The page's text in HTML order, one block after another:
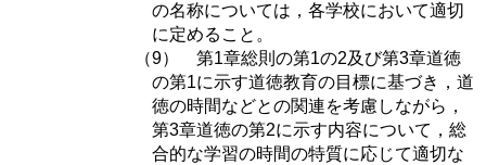
の名称については，各学校において適切
に定めること。
（9） 第1章総則の第1の2及び第3章道徳
の第1に示す道徳教育の目標に基づき，道
徳の時間などとの関連を考慮しながら，
第3章道徳の第2に示す内容について，総
合的な学習の時間の特質に応じて適切な